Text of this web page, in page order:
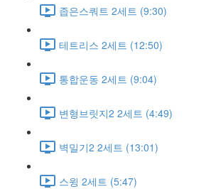
좁은스쿼트 2세트 (9:30)
테트리스 2세트 (12:50)
통합운동 2세트 (9:04)
변형브릿지2 2세트 (4:49)
벽밀기2 2세트 (13:01)
스윙 2세트 (5:47)